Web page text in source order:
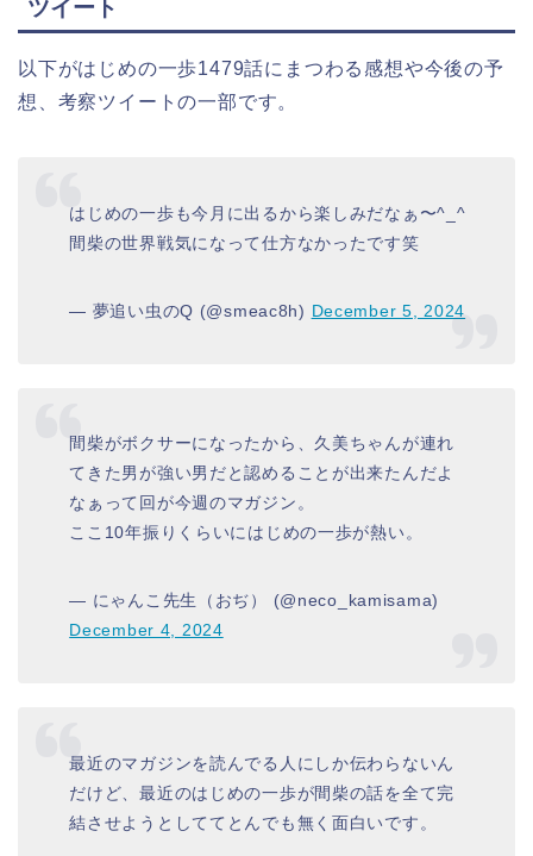
ツイート
以下がはじめの一歩1479話にまつわる感想や今後の予
想、考察ツイートの一部です。
はじめの一歩も今月に出るから楽しみだなぁ〜^_^
間柴の世界戦気になって仕方なかったです笑
— 夢追い虫のQ (@smeac8h) December 5, 2024
間柴がボクサーになったから、久美ちゃんが連れ
てきた男が強い男だと認めることが出来たんだよ
なぁって回が今週のマガジン。
ここ10年振りくらいにはじめの一歩が熱い。
— にゃんこ先生（おぢ） (@neco_kamisama)
December 4, 2024
最近のマガジンを読んでる人にしか伝わらないん
だけど、最近のはじめの一歩が間柴の話を全て完
結させようとしててとんでも無く面白いです。